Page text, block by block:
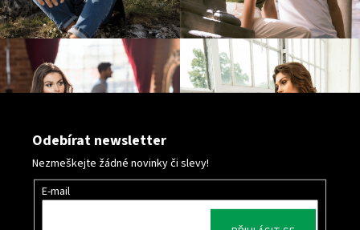
Odebírat newsletter
Nezmeškejte žádné novinky či slevy!
E-mail